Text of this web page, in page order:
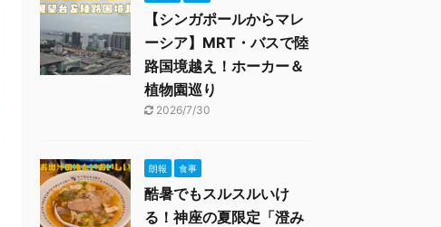
【シンガポールからマレ
ーシア】MRT・バスで陸
路国境越え！ホーカー＆
植物園巡り
2026/7/30
朗報 食事
酷暑でもスルスルいけ
る！神座の夏限定「澄み